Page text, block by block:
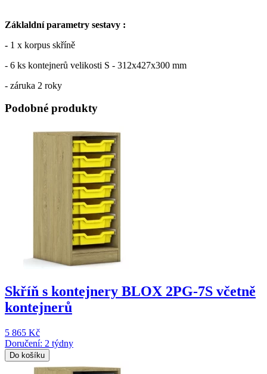
Záklaldní parametry sestavy :
- 1 x korpus skříně
- 6 ks kontejnerů velikosti S - 312x427x300 mm
- záruka 2 roky
Podobné produkty
Skříň s kontejnery BLOX 2PG-7S včetně
kontejnerů
5 865 Kč
Doručení: 2 týdny
Do košíku